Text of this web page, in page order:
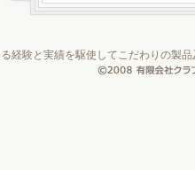
経験と実績を駆使してこだわりの製